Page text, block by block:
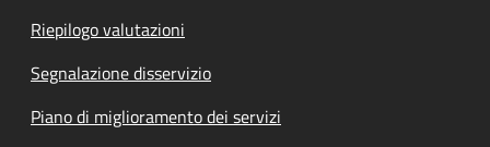
Riepilogo valutazioni
Segnalazione disservizio
Piano di miglioramento dei servizi